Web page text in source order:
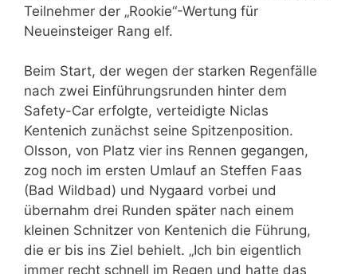
Teilnehmer der „Rookie“-Wertung für
Neueinsteiger Rang elf.
Beim Start, der wegen der starken Regenfälle
nach zwei Einführungsrunden hinter dem
Safety-Car erfolgte, verteidigte Niclas
Kentenich zunächst seine Spitzenposition.
Olsson, von Platz vier ins Rennen gegangen,
zog noch im ersten Umlauf an Steffen Faas
(Bad Wildbad) und Nygaard vorbei und
übernahm drei Runden später nach einem
kleinen Schnitzer von Kentenich die Führung,
die er bis ins Ziel behielt. „Ich bin eigentlich
immer recht schnell im Regen und hatte das